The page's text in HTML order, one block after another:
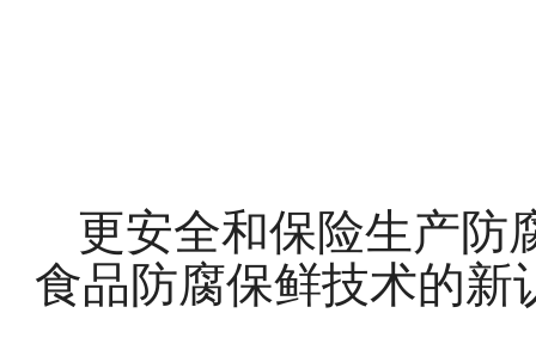
更安全和保险生产防
食品防腐保鲜技术的新